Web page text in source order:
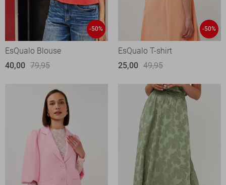
-50%
EsQualo Blouse
40,00 79,95
-50%
EsQualo T-shirt
25,00 49,95